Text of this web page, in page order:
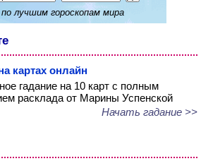
лучшим гороскопам мира
картах онлайн
гадание на 10 карт с полным
расклада от Марины Успенской
Начать гадание >>